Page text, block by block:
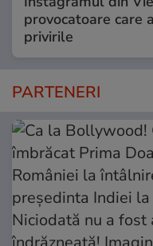
provocatoare care
privirile
PARTENERI